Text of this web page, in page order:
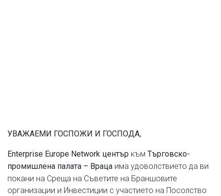
УВАЖАЕМИ ГОСПОЖИ И ГОСПОДА,
Enterprise Europe Network център към Търговско-
промишлена палата – Враца има удоволствието да ви
покани на Среща на Съветите на Браншовите
организации и Инвестиции с участието на Посолство